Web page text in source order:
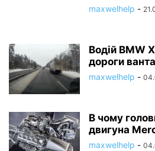
maxwelhelp -
Водій BMW
дороги
maxwelhelp -
В чому
двигуна
maxwelhelp -